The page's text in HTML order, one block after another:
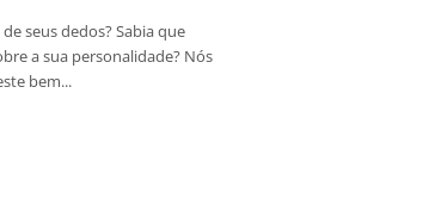
seus dedos? Sabia que
a sua personalidade? Nós
bem...